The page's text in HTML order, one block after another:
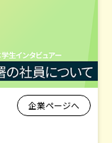
企業ページへ